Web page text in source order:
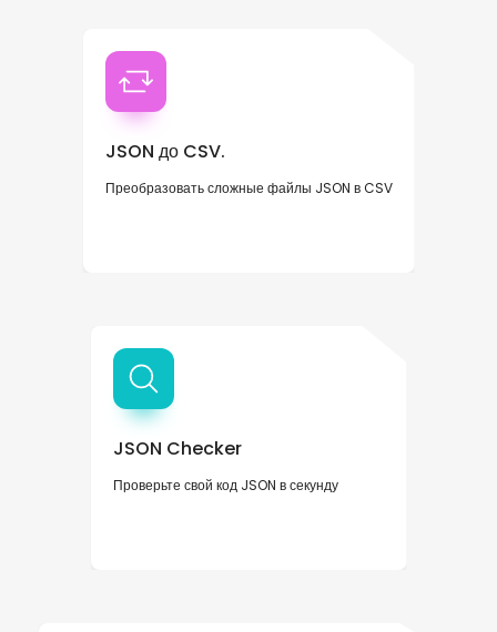
JSON до CSV.
Преобразовать сложные файлы JSON в CSV
JSON Checker
Проверьте свой код JSON в секунду